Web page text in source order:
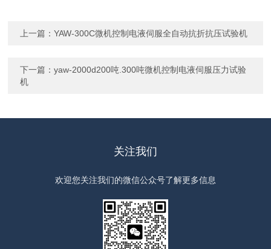
上一篇：YAW-300C微机控制电液伺服全自动抗折抗压试验机
下一篇：yaw-2000d200吨.300吨微机控制电液伺服压力试验
机
关注我们
欢迎您关注我们的微信公众号了解更多信息